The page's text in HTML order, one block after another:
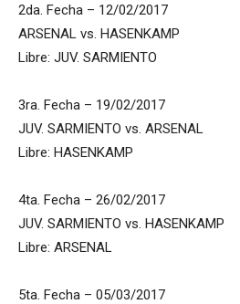
2da. Fecha – 12/02/2017
ARSENAL vs. HASENKAMP
Libre: JUV. SARMIENTO
3ra. Fecha – 19/02/2017
JUV. SARMIENTO vs. ARSENAL
Libre: HASENKAMP
4ta. Fecha – 26/02/2017
JUV. SARMIENTO vs. HASENKAMP
Libre: ARSENAL
5ta. Fecha – 05/03/2017